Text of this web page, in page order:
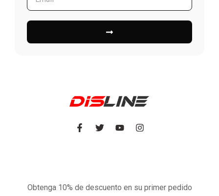
Obtenga 10% de descuento en su primer pedido